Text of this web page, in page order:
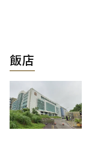
飯店